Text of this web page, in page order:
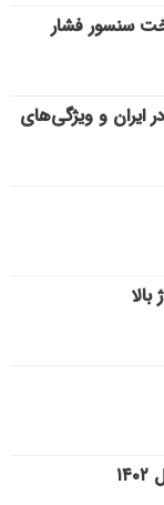
سنسور فشار
ایران و ویژگی‌های